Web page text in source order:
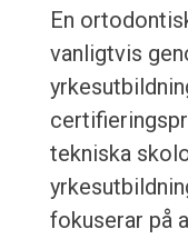
En
vanligtvis
tekniska
fokuserar på